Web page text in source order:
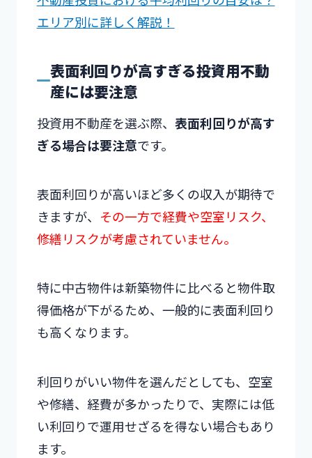
エリア別に詳しく解説！
表面利回りが高すぎる投資用不動
産には要注意
投資用不動産を選ぶ際、 表面利回りが高す
ぎる場合は要注意です。
表面利回りが高いほど多くの収入が期待で
きますが、 その一方で経費や空室リスク、
修繕リスクが考慮されていません。
特に中古物件は新築物件に比べると物件取
得価格が下がるため、一般的に表面利回り
も高くなります。
利回りがいい物件を選んだとしても、空室
や修繕、経費が多かったりで、実際には低
い利回りで運用せざるを得ない場合もあり
ます。